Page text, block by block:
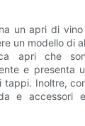
un apri di
un modello di
apri che
e presenta
tappi. Inoltre,
e accessori